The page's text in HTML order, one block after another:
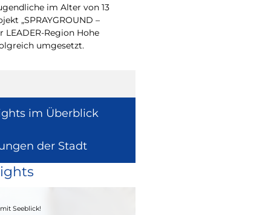
im Alter von 13
„SPRAYGROUND –
Region Hohe
umgesetzt.
im Überblick
der Stadt
Seeblick!